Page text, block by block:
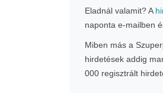
Eladnál valamit? A
naponta e-mailben
Miben más a
hirdetések addig
000 regisztrált